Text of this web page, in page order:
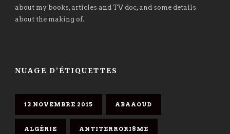
about my books, articles and TV doc, and some details
about the making of.
NUAGE D’ÉTIQUETTES
13 NOVEMBRE 2015 ABAAOUD
ALGÉRIE ANTITERRORISME